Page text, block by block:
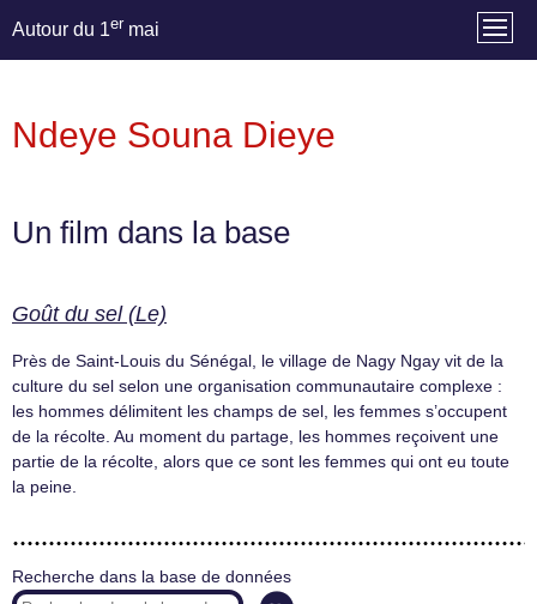
Autour du 1er mai
Ndeye Souna Dieye
Un film dans la base
Goût du sel (Le)
Près de Saint-Louis du Séné­gal, le vil­lage de Nagy Ngay vit de la
cul­ture du sel selon une organ­i­sa­tion com­mu­nau­taire com­plexe :
les hommes délim­i­tent les champs de sel, les femmes s’occupent
de la récolte. Au moment du partage, les hommes reçoivent une
par­tie de la récolte, alors que ce sont les femmes qui ont eu toute
la peine.
Recherche dans la base de données